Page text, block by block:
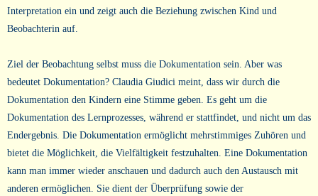
Interpretation ein und zeigt auch die Beziehung zwischen Kind und
Beobachterin auf.
Ziel der Beobachtung selbst muss die Dokumentation sein. Aber was
bedeutet Dokumentation? Claudia Giudici meint, dass wir durch die
Dokumentation den Kindern eine Stimme geben. Es geht um die
Dokumentation des Lernprozesses, während er stattfindet, und nicht um das
Endergebnis. Die Dokumentation ermöglicht mehrstimmiges Zuhören und
bietet die Möglichkeit, die Vielfältigkeit festzuhalten. Eine Dokumentation
kann man immer wieder anschauen und dadurch auch den Austausch mit
anderen ermöglichen. Sie dient der Überprüfung sowie der